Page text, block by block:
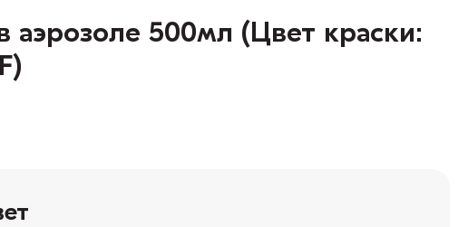
аэрозоле 500мл (Цвет краски: